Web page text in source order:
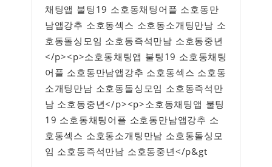
채팅앱 불팅19 소호동채팅어플 소호동만
남앱강추 소호동섹스 소호동소개팅만남 소
호동돌싱모임 소호동즉석만남 소호동중년
</p><p>소호동채팅앱 불팅19 소호동채팅
어플 소호동만남앱강추 소호동섹스 소호동
소개팅만남 소호동돌싱모임 소호동즉석만
남 소호동중년</p><p>소호동채팅앱 불팅
19 소호동채팅어플 소호동만남앱강추 소
호동섹스 소호동소개팅만남 소호동돌싱모
임 소호동즉석만남 소호동중년</p&gt